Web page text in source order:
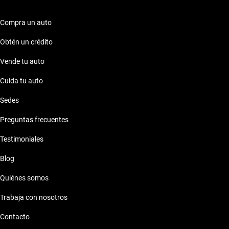
Compra un auto
Obtén un crédito
Vende tu auto
Cuida tu auto
Sedes
Preguntas frecuentes
Testimoniales
Blog
Quiénes somos
Trabaja con nosotros
Contacto